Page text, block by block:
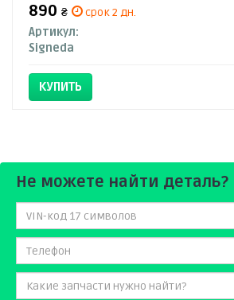
890 ₴
срок 2 дн.
Артикул:
Signeda
КУПИТЬ
Не можете найти деталь?